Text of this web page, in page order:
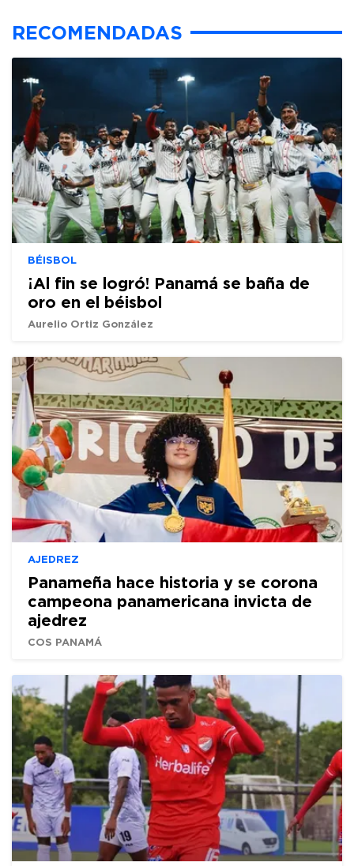
RECOMENDADAS
BÉISBOL
¡Al fin se logró! Panamá se baña de
oro en el béisbol
Aurelio Ortiz González
AJEDREZ
Panameña hace historia y se corona
campeona panamericana invicta de
ajedrez
COS PANAMÁ